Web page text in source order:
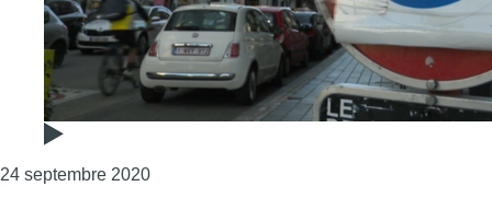
24 septembre 2020Consulter l'article "Port du masque : vers